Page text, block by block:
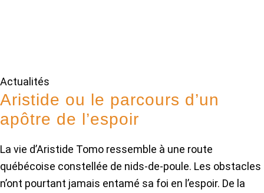
Actualités
Aristide ou le parcours d’un
apôtre de l’espoir
La vie d’Aristide Tomo ressemble à une route
québécoise constellée de nids-de-poule. Les obstacles
n’ont pourtant jamais entamé sa foi en l’espoir. De la